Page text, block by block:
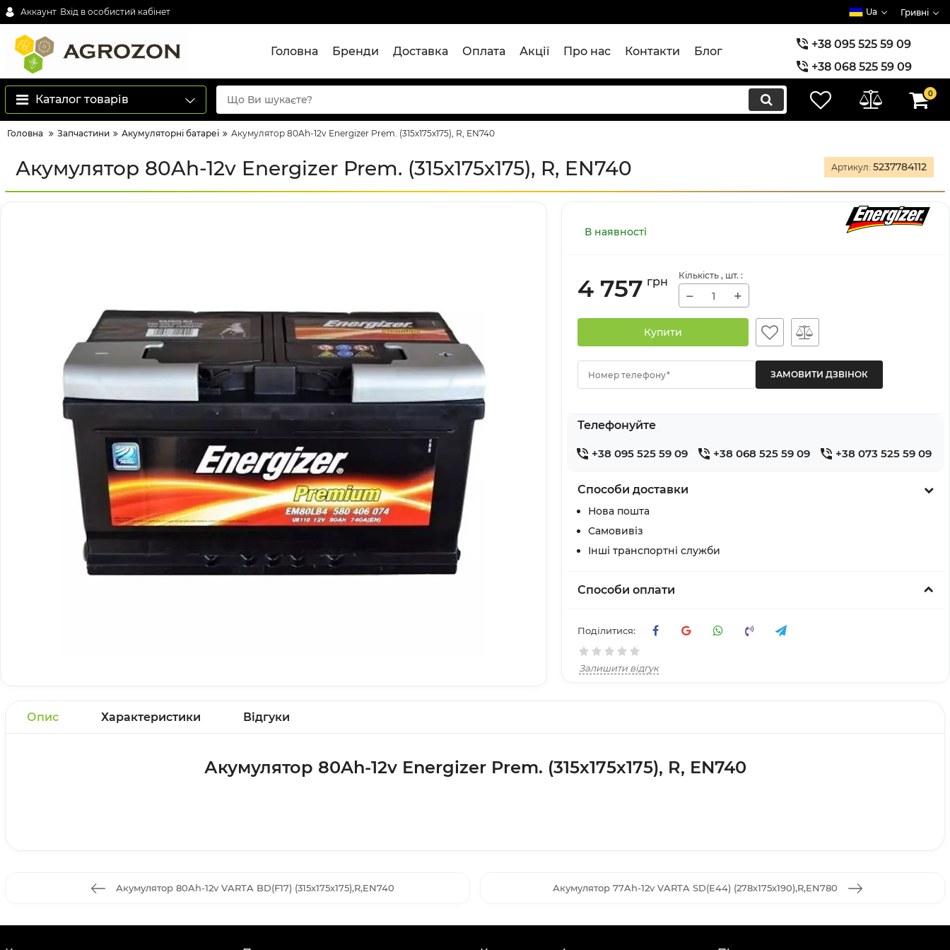
Аккаунт Вхід в особистий кабінет Ua Гривні
Головна Бренди Доставка Оплата Акції Про нас Контакти Блог
+38 095 525 59 09
+38 068 525 59 09
+38 073 525 59 09
Каталог товарів 0
Головна Запчастини Акумуляторні батареї Акумулятор 80Ah-12v Energizer Prem. (315х175х175), R, EN740
Акумулятор 80Ah-12v Energizer Prem. (315х175х175), R, EN740 Артикул: 5237784112
В наявності
4 757 грн Кількість , шт. :
− +
Купити
Номер телефону*
Телефонуйте
+38 095 525 59 09 +38 068 525 59 09 +38 073 525 59 09
Способи доставки
Нова пошта
Самовивіз
Інші транспортні служби
Способи оплати
Поділитися:
Залишити відгук
Опис Характеристики Відгуки
Акумулятор 80Ah-12v Energizer Prem. (315х175х175), R, EN740
Акумулятор 80Ah-12v VARTA BD(F17) (315х175х175),R,EN740 Акумулятор 77Ah-12v VARTA SD(E44) (278х175х190),R,EN780